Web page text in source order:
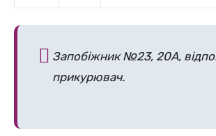
Запобіжник №23, 20А,
прикурювач.